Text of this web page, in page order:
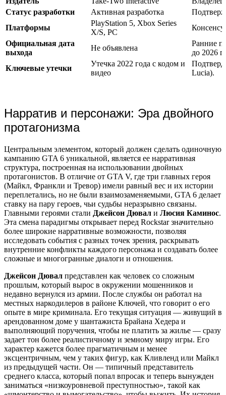
Статус разработки
Активная разработка
Платформы
PlayStation 5, Xbox Series
X/S, PC
Официальная дата
выхода
Не объявлена
Ранние
до 2026
Ключевые утечки
Утечка 2022 года с кодом и
видео
Lucia).
Нарратив и персонажи: Эра двойного
протагонизма
Центральным элементом, который должен сделать одиночную
кампанию GTA 6 уникальной, является ее нарративная
структура, построенная на использовании двойных
протагонистов. В отличие от GTA V, где три главных героя
(Майкл, Франкли и Тревор) имели равный вес и их истории
переплетались, но не были взаимозаменяемыми, GTA 6 делает
ставку на пару героев, чьи судьбы неразрывно связаны.
Главными героями стали Джейсон Дювал и Люсия Каминос.
Эта смена парадигмы открывает перед Rockstar значительно
более широкие нарративные возможности, позволяя
исследовать события с разных точек зрения, раскрывать
внутренние конфликты каждого персонажа и создавать более
сложные и многогранные диалоги и отношения.
Джейсон Дювал представлен как человек со сложным
прошлым, который вырос в окружении мошенников и
недавно вернулся из армии. После службы он работал на
местных наркодилеров в районе Ключей, что говорит о его
опыте в мире криминала. Его текущая ситуация — живущий в
арендованном доме у шантажиста Брайана Хедера и
выполняющий поручения, чтобы не платить за жилье — сразу
задает тон более реалистичному и земному миру игры. Его
характер кажется более прагматичным и менее
эксцентричным, чем у таких фигур, как Кливленд или Майкл
из предыдущей части. Он — типичный представитель
среднего класса, который попал впросак и теперь вынужден
заниматься «низкоуровневой преступностью», такой как